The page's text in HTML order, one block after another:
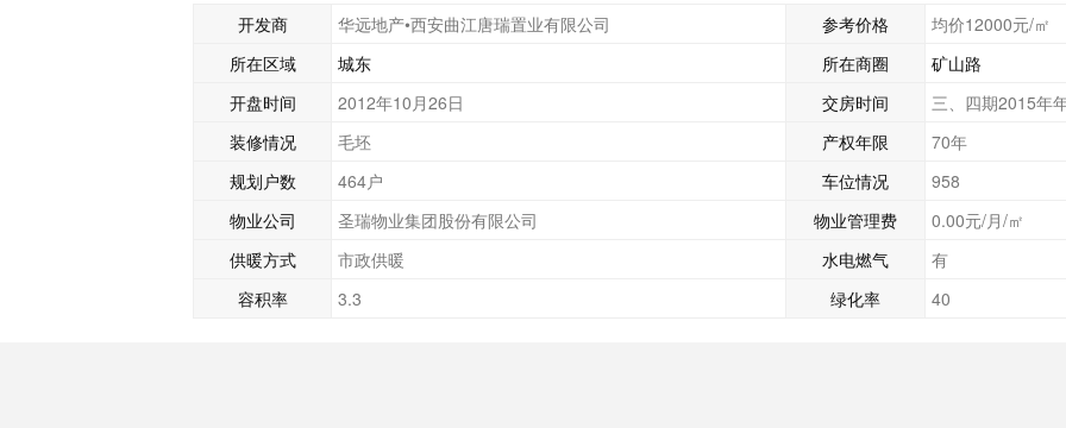
开发商 华远地产•西安曲江唐瑞置业有限公司 参考价格
均价12000元/㎡
所在区域
城东 所在商圈
矿山路
开盘时间
2012年10月26日 交房时间
三、四期2015年
装修情况
毛坯 产权年限
70年
规划户数
464户 车位情况
958
物业公司
圣瑞物业集团股份有限公司 物业管理费
0.00元/月/㎡
供暖方式
市政供暖 水电燃气
有
容积率
3.3 绿化率 40